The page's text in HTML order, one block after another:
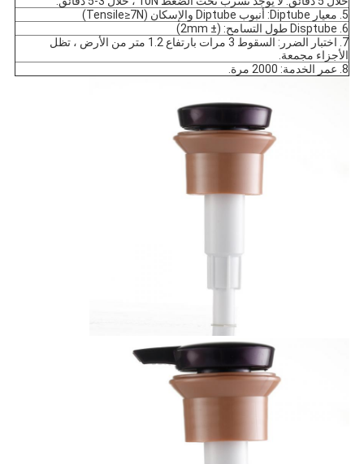
5. معيار Diptube: أنبوب Diptube والإسكان (Tensile≥7N)
6. Disptube طول التسامح: (± 2mm)
7. اختبار الضرر: السقوط 3 مرات بارتفاع 1.2 متر من الأرض ، تظل
الأجزاء مجمعة.
8. عمر الخدمة: 2000 مرة.